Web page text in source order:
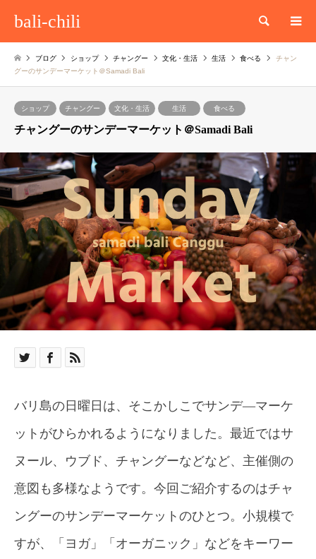
bali-chili 検索
ブログ ショップ チャングー 文化・生活 生活 食べる
チャン
グーのサンデーマーケット＠Samadi Bali
ショップ チャングー 文化・生活 生活 食べる
チャングーのサンデーマーケット＠Samadi Bali
バリ島の日曜日は、そこかしこでサンデ―マーケ
ットがひらかれるようになりました。最近ではサ
ヌール、ウブド、チャングーなどなど、主催側の
意図も多様なようです。今回ご紹介するのはチャ
ングーのサンデーマーケットのひとつ。小規模で
すが、「ヨガ」「オーガニック」などをキーワー